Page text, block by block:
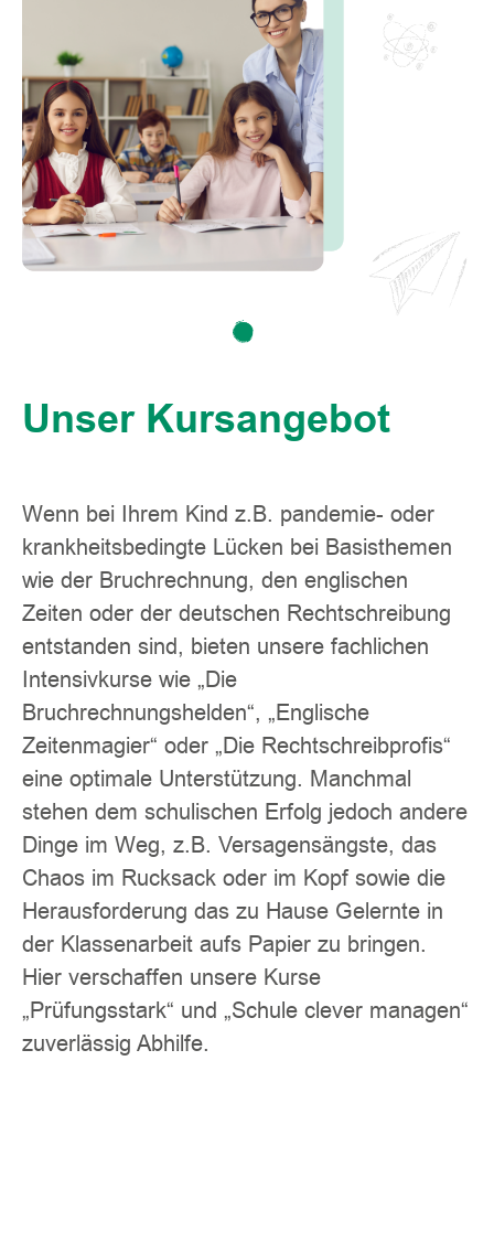
Unser Kursangebot
Wenn bei Ihrem Kind z.B. pandemie- oder
krankheitsbedingte Lücken bei Basisthemen
wie der Bruchrechnung, den englischen
Zeiten oder der deutschen Rechtschreibung
entstanden sind, bieten unsere fachlichen
Intensivkurse wie „Die
Bruchrechnungshelden“, „Englische
Zeitenmagier“ oder „Die Rechtschreibprofis“
eine optimale Unterstützung. Manchmal
stehen dem schulischen Erfolg jedoch andere
Dinge im Weg, z.B. Versagensängste, das
Chaos im Rucksack oder im Kopf sowie die
Herausforderung das zu Hause Gelernte in
der Klassenarbeit aufs Papier zu bringen.
Hier verschaffen unsere Kurse
„Prüfungsstark“ und „Schule clever managen“
zuverlässig Abhilfe.